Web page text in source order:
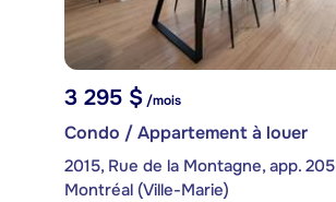
3 295 $ /mois
Condo / Appartement à louer
2015, Rue de la Montagne, app. 205
Montréal (Ville-Marie)